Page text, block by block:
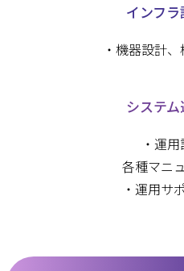
インフ
・機器設計
システ
・運用
各種マニ
・運用サ